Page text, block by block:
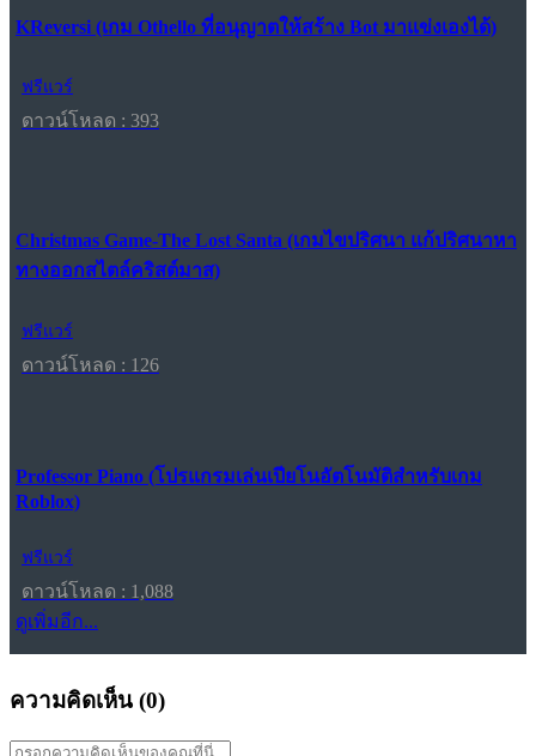
KReversi (เกม Othello ที่อนุญาตให้สร้าง Bot มาแข่งเองได้)
ฟรีแวร์
ดาวน์โหลด : 393
Christmas Game-The Lost Santa (เกมไขปริศนา แก้ปริศนาหา
ทางออกสไตล์คริสต์มาส)
ฟรีแวร์
ดาวน์โหลด : 126
Professor Piano (โปรแกรมเล่นเปียโนอัตโนมัติสำหรับเกม
Roblox)
ฟรีแวร์
ดาวน์โหลด : 1,088
ดูเพิ่มอีก...
ความคิดเห็น (0)